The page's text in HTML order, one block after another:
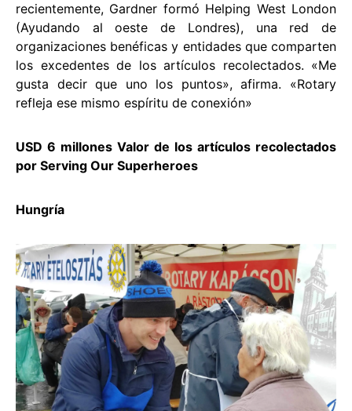
recientemente, Gardner formó Helping West London
(Ayudando al oeste de Londres), una red de
organizaciones benéficas y entidades que comparten
los excedentes de los artículos recolectados. «Me
gusta decir que uno los puntos», afirma. «Rotary
refleja ese mismo espíritu de conexión»
USD 6 millones Valor de los artículos recolectados
por Serving Our Superheroes
Hungría